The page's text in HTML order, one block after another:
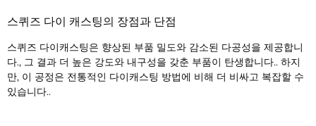
스퀴즈 다이 캐스팅의 장점과 단점
스퀴즈 다이캐스팅은 향상된 부품 밀도와 감소된 다공성을 제공합니
다., 그 결과 더 높은 강도와 ​​내구성을 갖춘 부품이 탄생합니다.. 하지
만, 이 공정은 전통적인 다이캐스팅 방법에 비해 더 비싸고 복잡할 수
있습니다..